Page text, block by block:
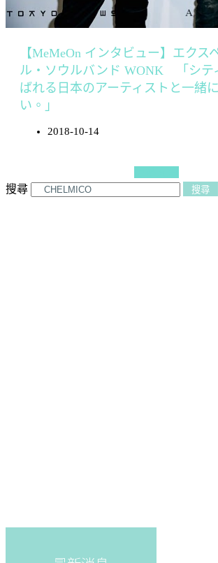
【MeMeOn インタビュー】エクス
ル・ソウルバンド WONK 「シテ
ばれる日本のアーティストと一緒
い。」
2018-10-14
搜尋
搜尋